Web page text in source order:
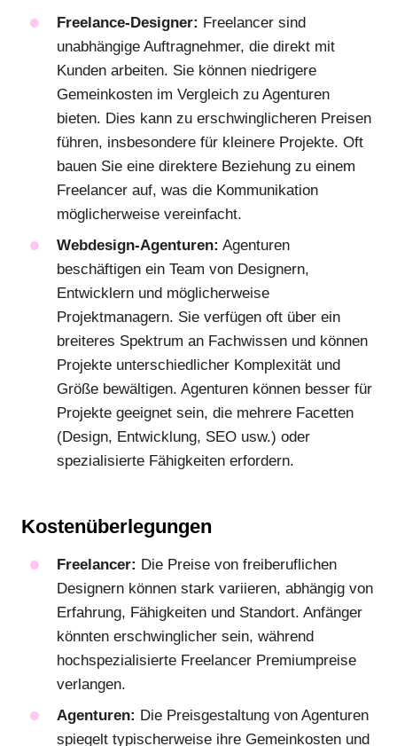
Freelance-Designer: Freelancer sind
unabhängige Auftragnehmer, die direkt mit
Kunden arbeiten. Sie können niedrigere
Gemeinkosten im Vergleich zu Agenturen
bieten. Dies kann zu erschwinglicheren Preisen
führen, insbesondere für kleinere Projekte. Oft
bauen Sie eine direktere Beziehung zu einem
Freelancer auf, was die Kommunikation
möglicherweise vereinfacht.
Webdesign-Agenturen: Agenturen
beschäftigen ein Team von Designern,
Entwicklern und möglicherweise
Projektmanagern. Sie verfügen oft über ein
breiteres Spektrum an Fachwissen und können
Projekte unterschiedlicher Komplexität und
Größe bewältigen. Agenturen können besser für
Projekte geeignet sein, die mehrere Facetten
(Design, Entwicklung, SEO usw.) oder
spezialisierte Fähigkeiten erfordern.
Kostenüberlegungen
Freelancer: Die Preise von freiberuflichen
Designern können stark variieren, abhängig von
Erfahrung, Fähigkeiten und Standort. Anfänger
könnten erschwinglicher sein, während
hochspezialisierte Freelancer Premiumpreise
verlangen.
Agenturen: Die Preisgestaltung von Agenturen
spiegelt typischerweise ihre Gemeinkosten und